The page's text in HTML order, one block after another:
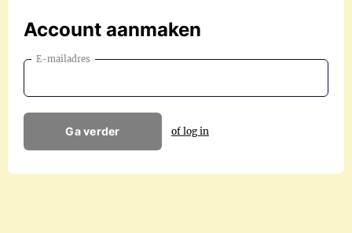
Account aanmaken
E-mailadres
Ga verder of log in